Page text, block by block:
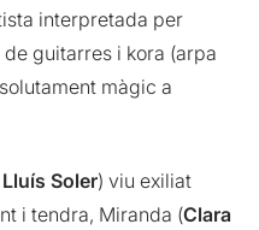
interpretada per
guitarres i kora (arpa
màgic a
Lluís Soler) viu exiliat
i tendra, Miranda (Clara